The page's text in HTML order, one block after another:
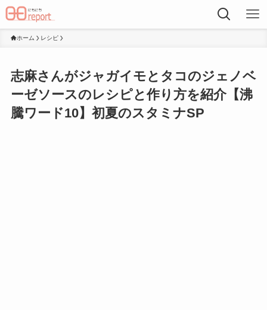
ホーム レシピ
志麻さんがジャガイモとタコのジェノベ
ーゼソースのレシピと作り方を紹介【沸
騰ワード10】初夏のスタミナSP